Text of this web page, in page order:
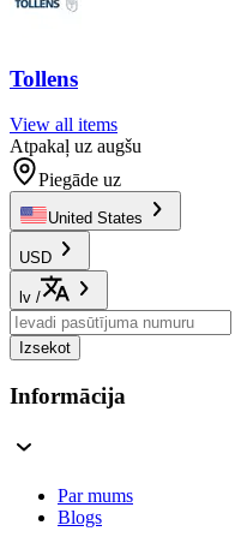
Tollens
View all items
Atpakaļ uz augšu
Piegāde uz
United States
USD
lv /
Izsekot
Informācija
Par mums
Blogs